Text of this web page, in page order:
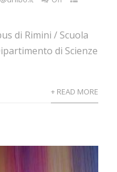
di Rimini / Scuola
di Scienze
+ READ MORE